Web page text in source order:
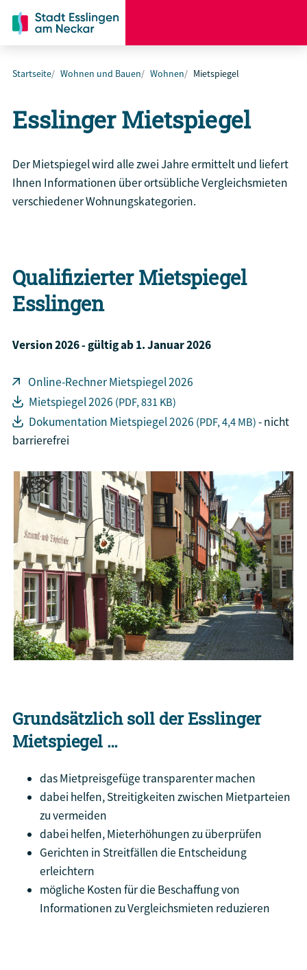
Startseite Wohnen und Bauen Wohnen Mietspiegel
Esslinger Mietspiegel
Der Mietspiegel wird alle zwei Jahre ermittelt und liefert
Ihnen Informationen über ortsübliche Vergleichsmieten
verschiedener Wohnungskategorien.
Qualifizierter Mietspiegel
Esslingen
Version 2026 - gültig ab 1. Januar 2026
Online-Rechner Mietspiegel 2026
Mietspiegel 2026 (PDF, 831 KB)
Dokumentation Mietspiegel 2026 (PDF, 4,4 MB) - nicht
barrierefrei
Grundsätzlich soll der Esslinger
Mietspiegel …
das Mietpreisgefüge transparenter machen
dabei helfen, Streitigkeiten zwischen Mietparteien
zu vermeiden
dabei helfen, Mieterhöhungen zu überprüfen
Gerichten in Streitfällen die Entscheidung
erleichtern
mögliche Kosten für die Beschaffung von
Informationen zu Vergleichsmieten reduzieren